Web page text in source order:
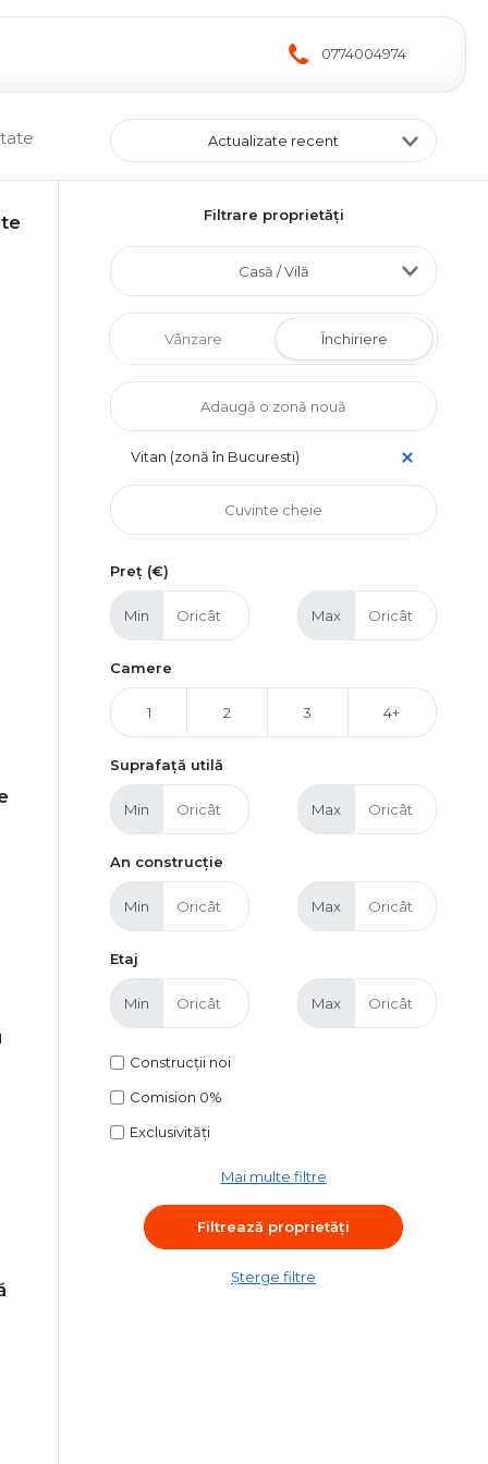
0774004974
Actualizate recent
Filtrare proprietăți
Casă / Vilă
Vânzare Închiriere
Vitan (zonă în Bucuresti)
Preț (€)
Min Max
Camere
1 2 3 4+
Suprafață utilă
Min Max
An construcție
Min Max
Etaj
Min Max
Construcții noi
Comision 0%
Exclusivități
Mai multe filtre
Șterge filtre